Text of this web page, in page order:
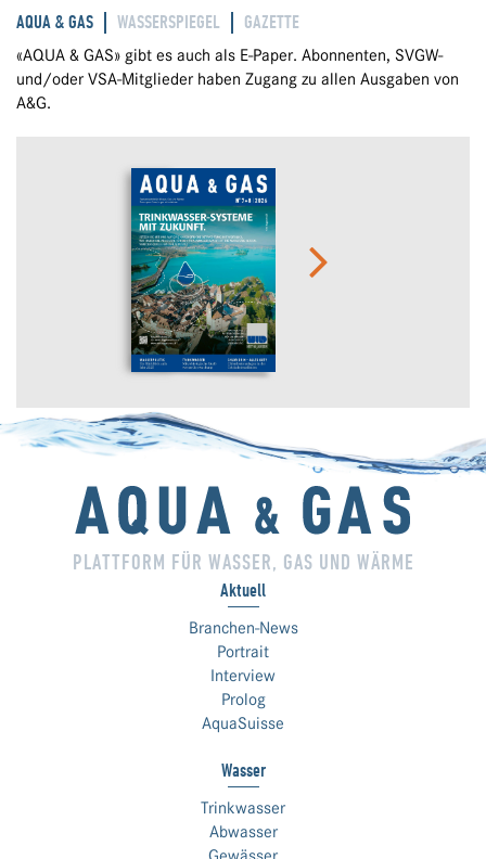
AQUA & GAS WASSERSPIEGEL GAZETTE
«AQUA & GAS» gibt es auch als E-Paper. Abonnenten, SVGW-
und/oder VSA-Mitglieder haben Zugang zu allen Ausgaben von
A&G.
PLATTFORM FÜR WASSER, GAS UND WÄRME
Aktuell
Branchen-News
Portrait
Interview
Prolog
AquaSuisse
Wasser
Trinkwasser
Abwasser